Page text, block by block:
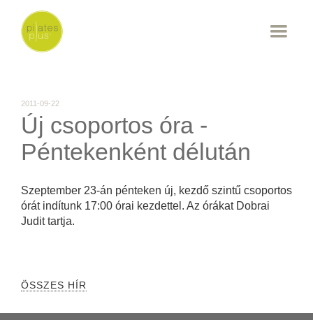
2011-09-22
Új csoportos óra -
Péntekenként délután
Szeptember 23-án pénteken új, kezdő szintű csoportos
órát indítunk 17:00 órai kezdettel. Az órákat Dobrai
Judit tartja.
ÖSSZES HÍR